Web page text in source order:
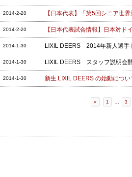
2014-2-20 【日本代表】「第5回シニア世
2014-2-20 【日本代表試合情報】日本対ド
2014-1-30 LIXIL DEERS 2014年新人選手
2014-1-30 LIXIL DEERS スタッフ説明会
2014-1-30 新生 LIXIL DEERS の始動につい
« 1 3